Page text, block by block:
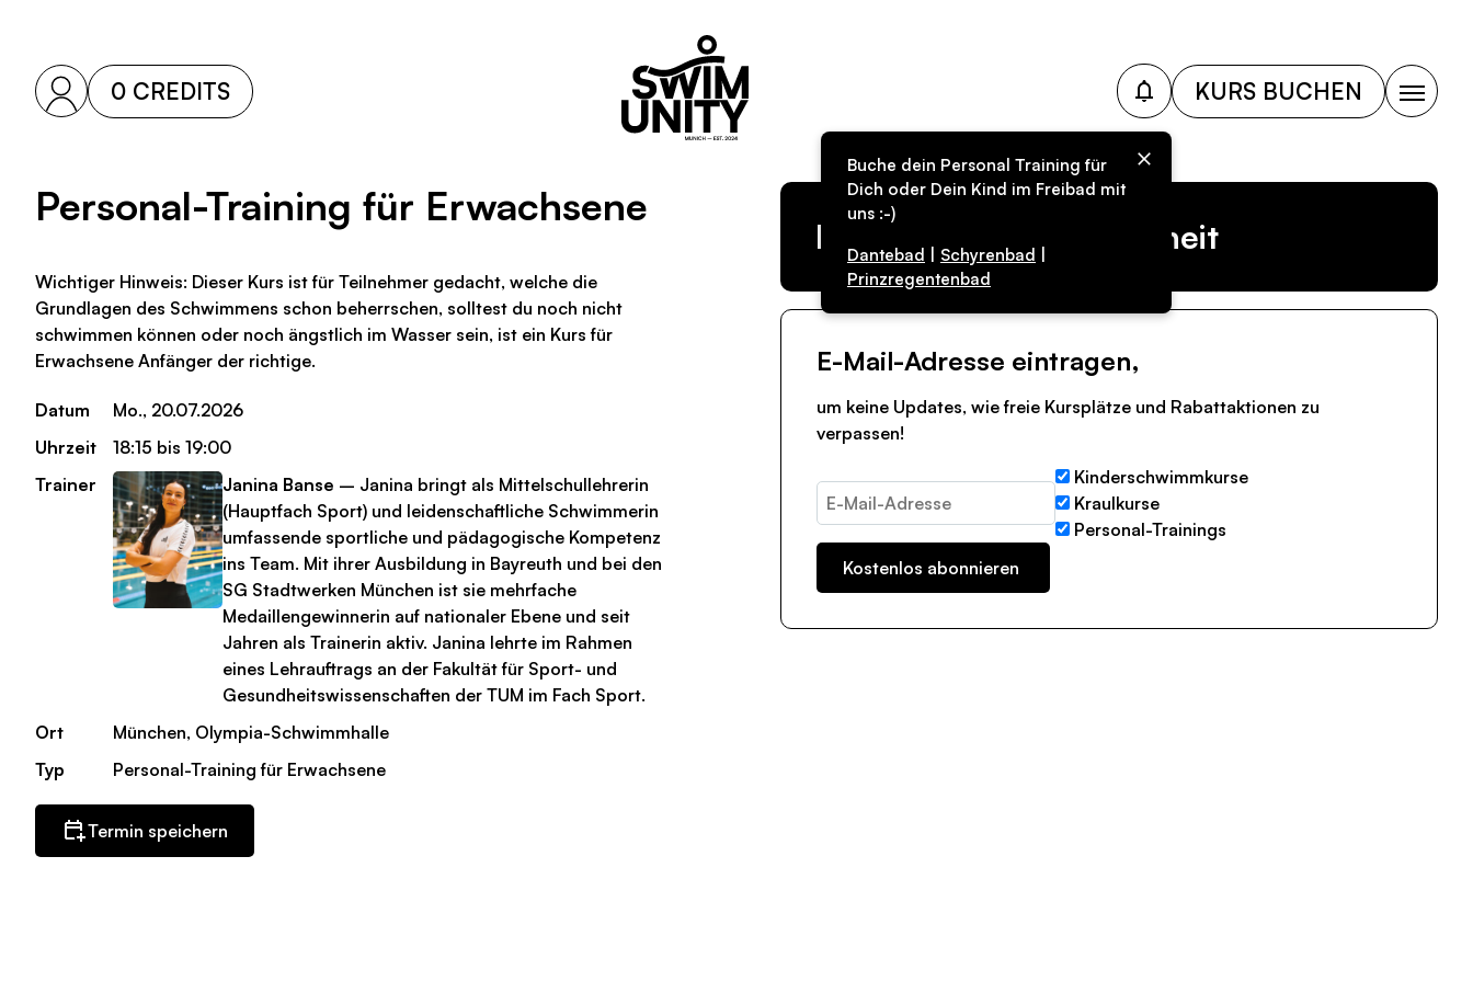
0 CREDITS
Buche dein Personal Training für
Dich oder Dein Kind im Freibad mit
uns :-)
Dantebad
Schyrenbad
Prinzregentenbad
KURS BUCHEN
Personal-Training für Erwachsene
Wichtiger Hinweis: Dieser Kurs ist für Teilnehmer gedacht, welche die
Grundlagen des Schwimmens schon beherrschen, solltest du noch nicht
schwimmen können oder noch ängstlich im Wasser sein, ist ein Kurs für
Erwachsene Anfänger der richtige.
Datum
Mo., 20.07.2026
Uhrzeit
18:15 bis 19:00
Trainer
Janina Banse – Janina bringt als Mittelschullehrerin
(Hauptfach Sport) und leidenschaftliche Schwimmerin
umfassende sportliche und pädagogische Kompetenz
ins Team. Mit ihrer Ausbildung in Bayreuth und bei den
SG Stadtwerken München ist sie mehrfache
Medaillengewinnerin auf nationaler Ebene und seit
Jahren als Trainerin aktiv. Janina lehrte im Rahmen
eines Lehrauftrags an der Fakultät für Sport- und
Gesundheitswissenschaften der TUM im Fach Sport.
Ort
München, Olympia-Schwimmhalle
Typ
Personal-Training für Erwachsene
Termin speichern
Kurs in der Vergangenheit
E-Mail-Adresse eintragen,
um keine Updates, wie freie Kursplätze und Rabattaktionen zu
verpassen!
Kinderschwimmkurse
Kraulkurse
Personal-Trainings